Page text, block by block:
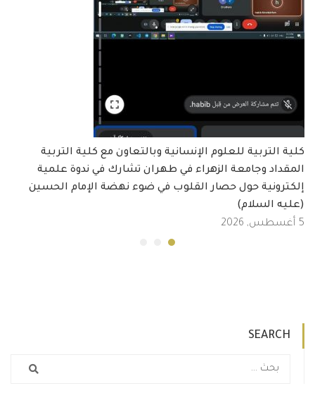
كلية التربية للعلوم الإنسانية وبالتعاون مع كلية التربية
المقداد وجامعة الزهراء في طهران تشارك في ندوة علمية
إلكترونية حول حصار القلوب في ضوء نهضة الإمام الحسين
(عليه السلام)
5 أغسطس, 2026
SEARCH